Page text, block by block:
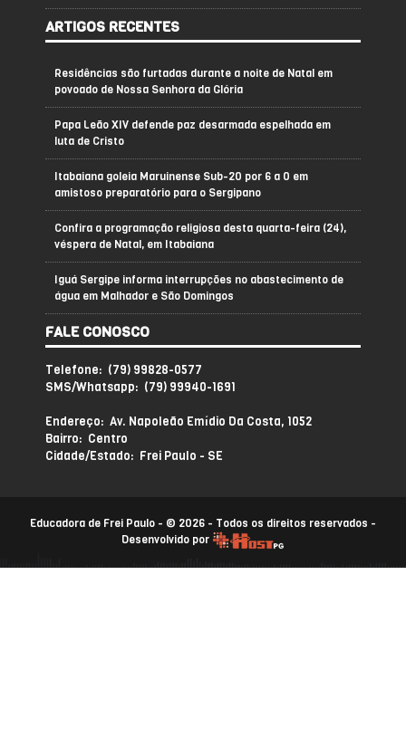
ARTIGOS RECENTES
Residências são furtadas durante a noite de Natal em
povoado de Nossa Senhora da Glória
Papa Leão XIV defende paz desarmada espelhada em
luta de Cristo
Itabaiana goleia Maruinense Sub-20 por 6 a 0 em
amistoso preparatório para o Sergipano
Confira a programação religiosa desta quarta-feira (24),
véspera de Natal, em Itabaiana
Iguá Sergipe informa interrupções no abastecimento de
água em Malhador e São Domingos
FALE CONOSCO
Telefone: (79) 99828-0577
SMS/Whatsapp: (79) 99940-1691
Endereço: Av. Napoleão Emídio Da Costa, 1052
Bairro: Centro
Cidade/Estado: Frei Paulo - SE
Educadora de Frei Paulo - © 2026 - Todos os direitos reservados -
Desenvolvido por